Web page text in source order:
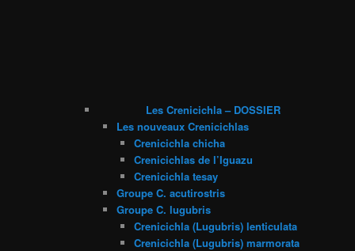
Les Crenicichla – DOSSIER
Les nouveaux Crenicichlas
Crenicichla chicha
Crenicichlas de l’Iguazu
Crenicichla tesay
Groupe C. acutirostris
Groupe C. lugubris
Crenicichla (Lugubris) lenticulata
Crenicichla (Lugubris) marmorata